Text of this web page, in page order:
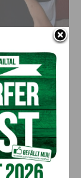
Nächster Artikel
im ORF
Radio Kärnten